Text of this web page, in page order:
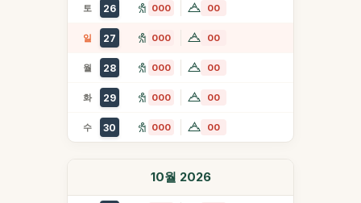
토 26 000 00
일 27 000 00
월 28 000 00
화 29 000 00
수 30 000 00
10월 2026